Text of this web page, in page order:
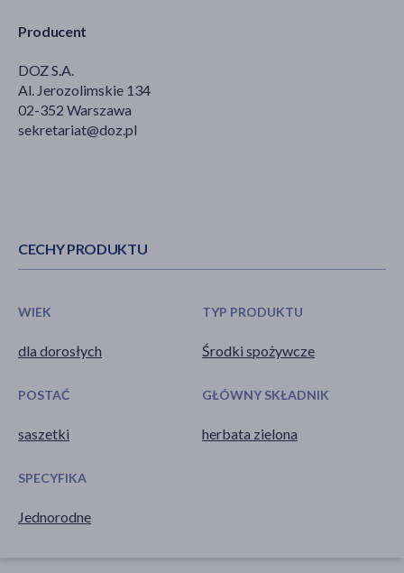
Producent
DOZ S.A.
Al. Jerozolimskie 134
02-352 Warszawa
sekretariat@doz.pl
CECHY PRODUKTU
WIEK
dla dorosłych
TYP PRODUKTU
Środki spożywcze
POSTAĆ
saszetki
GŁÓWNY SKŁADNIK
herbata zielona
SPECYFIKA
Jednorodne